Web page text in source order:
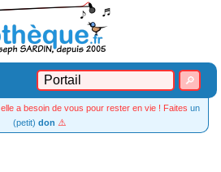
elle a besoin de vous pour rester en vie ! Faites un
(petit) don ⚠️